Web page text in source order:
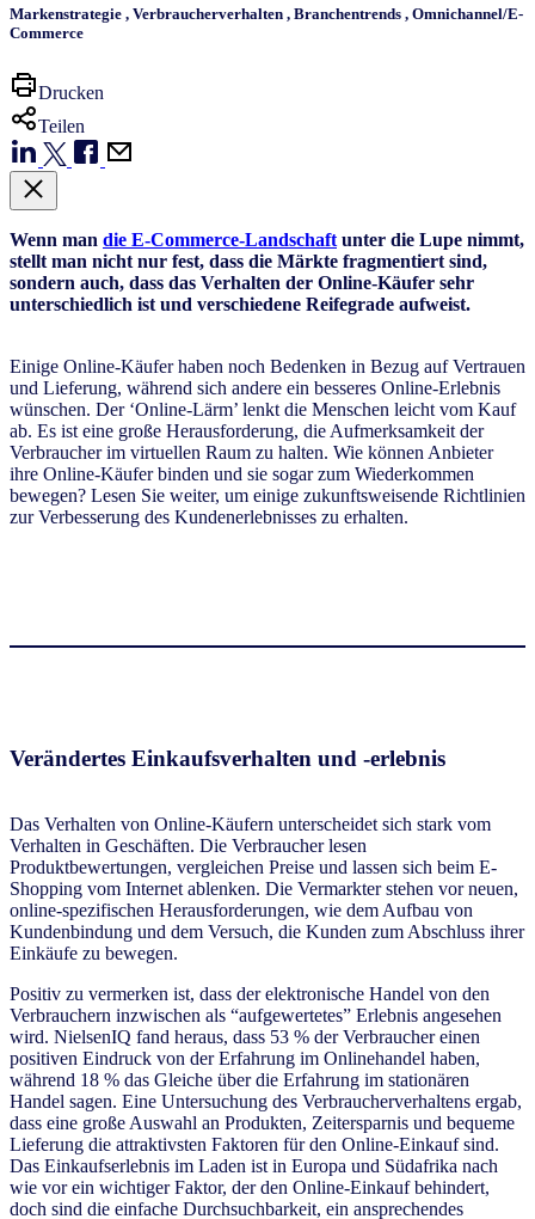
Markenstrategie , Verbraucherverhalten , Branchentrends , Omnichannel/E-
Commerce
Drucken
Teilen
Wenn man die E-Commerce-Landschaft unter die Lupe nimmt,
stellt man nicht nur fest, dass die Märkte fragmentiert sind,
sondern auch, dass das Verhalten der Online-Käufer sehr
unterschiedlich ist und verschiedene Reifegrade aufweist.
Einige Online-Käufer haben noch Bedenken in Bezug auf Vertrauen
und Lieferung, während sich andere ein besseres Online-Erlebnis
wünschen. Der ‘Online-Lärm’ lenkt die Menschen leicht vom Kauf
ab. Es ist eine große Herausforderung, die Aufmerksamkeit der
Verbraucher im virtuellen Raum zu halten. Wie können Anbieter
ihre Online-Käufer binden und sie sogar zum Wiederkommen
bewegen? Lesen Sie weiter, um einige zukunftsweisende Richtlinien
zur Verbesserung des Kundenerlebnisses zu erhalten.
Verändertes Einkaufsverhalten und -erlebnis
Das Verhalten von Online-Käufern unterscheidet sich stark vom
Verhalten in Geschäften. Die Verbraucher lesen
Produktbewertungen, vergleichen Preise und lassen sich beim E-
Shopping vom Internet ablenken. Die Vermarkter stehen vor neuen,
online-spezifischen Herausforderungen, wie dem Aufbau von
Kundenbindung und dem Versuch, die Kunden zum Abschluss ihrer
Einkäufe zu bewegen.
Positiv zu vermerken ist, dass der elektronische Handel von den
Verbrauchern inzwischen als “aufgewertetes” Erlebnis angesehen
wird. NielsenIQ fand heraus, dass 53 % der Verbraucher einen
positiven Eindruck von der Erfahrung im Onlinehandel haben,
während 18 % das Gleiche über die Erfahrung im stationären
Handel sagen. Eine Untersuchung des Verbraucherverhaltens ergab,
dass eine große Auswahl an Produkten, Zeitersparnis und bequeme
Lieferung die attraktivsten Faktoren für den Online-Einkauf sind.
Das Einkaufserlebnis im Laden ist in Europa und Südafrika nach
wie vor ein wichtiger Faktor, der den Online-Einkauf behindert,
doch sind die einfache Durchsuchbarkeit, ein ansprechendes